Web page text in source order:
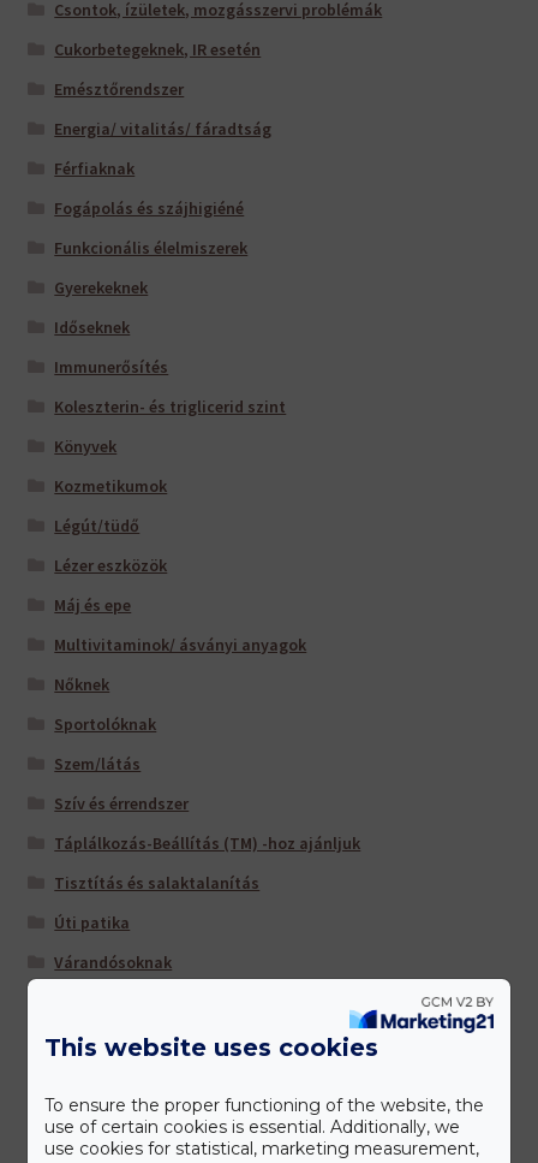
Csontok, ízületek, mozgásszervi problémák
Cukorbetegeknek, IR esetén
Emésztőrendszer
Energia/ vitalitás/ fáradtság
Férfiaknak
Fogápolás és szájhigiéné
Funkcionális élelmiszerek
Gyerekeknek
Időseknek
Immunerősítés
Koleszterin- és triglicerid szint
Könyvek
Kozmetikumok
Légút/tüdő
Lézer eszközök
Máj és epe
Multivitaminok/ ásványi anyagok
Nőknek
Sportolóknak
Szem/látás
Szív és érrendszer
Táplálkozás-Beállítás (TM) -hoz ajánljuk
Tisztítás és salaktalanítás
Úti patika
Várandósoknak
Gyártóink
This website uses cookies
To ensure the proper functioning of the website, the
use of certain cookies is essential. Additionally, we
use cookies for statistical, marketing measurement,